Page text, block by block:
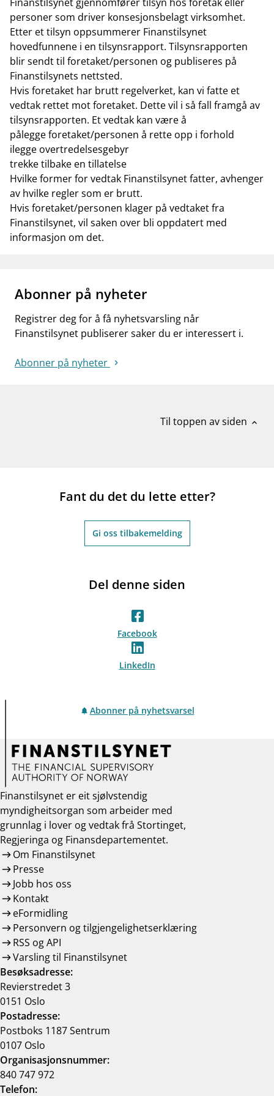
personer som driver konsesjonsbelagt virksomhet.
Etter et tilsyn oppsummerer Finanstilsynet
hovedfunnene i en tilsynsrapport. Tilsynsrapporten
blir sendt til foretaket/personen og publiseres på
Finanstilsynets nettsted.
Hvis foretaket har brutt regelverket, kan vi fatte et
vedtak rettet mot foretaket. Dette vil i så fall framgå av
tilsynsrapporten. Et vedtak kan være å
pålegge foretaket/personen å rette opp i forhold
ilegge overtredelsesgebyr
trekke tilbake en tillatelse
Hvilke former for vedtak Finanstilsynet fatter, avhenger
av hvilke regler som er brutt.
Hvis foretaket/personen klager på vedtaket fra
Finanstilsynet, vil saken over bli oppdatert med
informasjon om det.
Abonner på nyheter
Registrer deg for å få nyhetsvarsling når
Finanstilsynet publiserer saker du er interessert i.
Abonner på nyheter
Til toppen av siden expand_less
Fant du det du lette etter?
Gi oss tilbakemelding
Del denne siden
Facebook
LinkedIn
Abonner på nyhetsvarsel
Finanstilsynet er eit sjølvstendig
myndigheitsorgan som arbeider med
grunnlag i lover og vedtak frå Stortinget,
Regjeringa og Finansdepartementet.
Om Finanstilsynet
Presse
Jobb hos oss
Kontakt
eFormidling
Personvern og tilgjengelighetserklæring
RSS og API
Varsling til Finanstilsynet
Besøksadresse:
Revierstredet 3
0151 Oslo
Postadresse:
Postboks 1187 Sentrum
0107 Oslo
Organisasjonsnummer:
840 747 972
Telefon: